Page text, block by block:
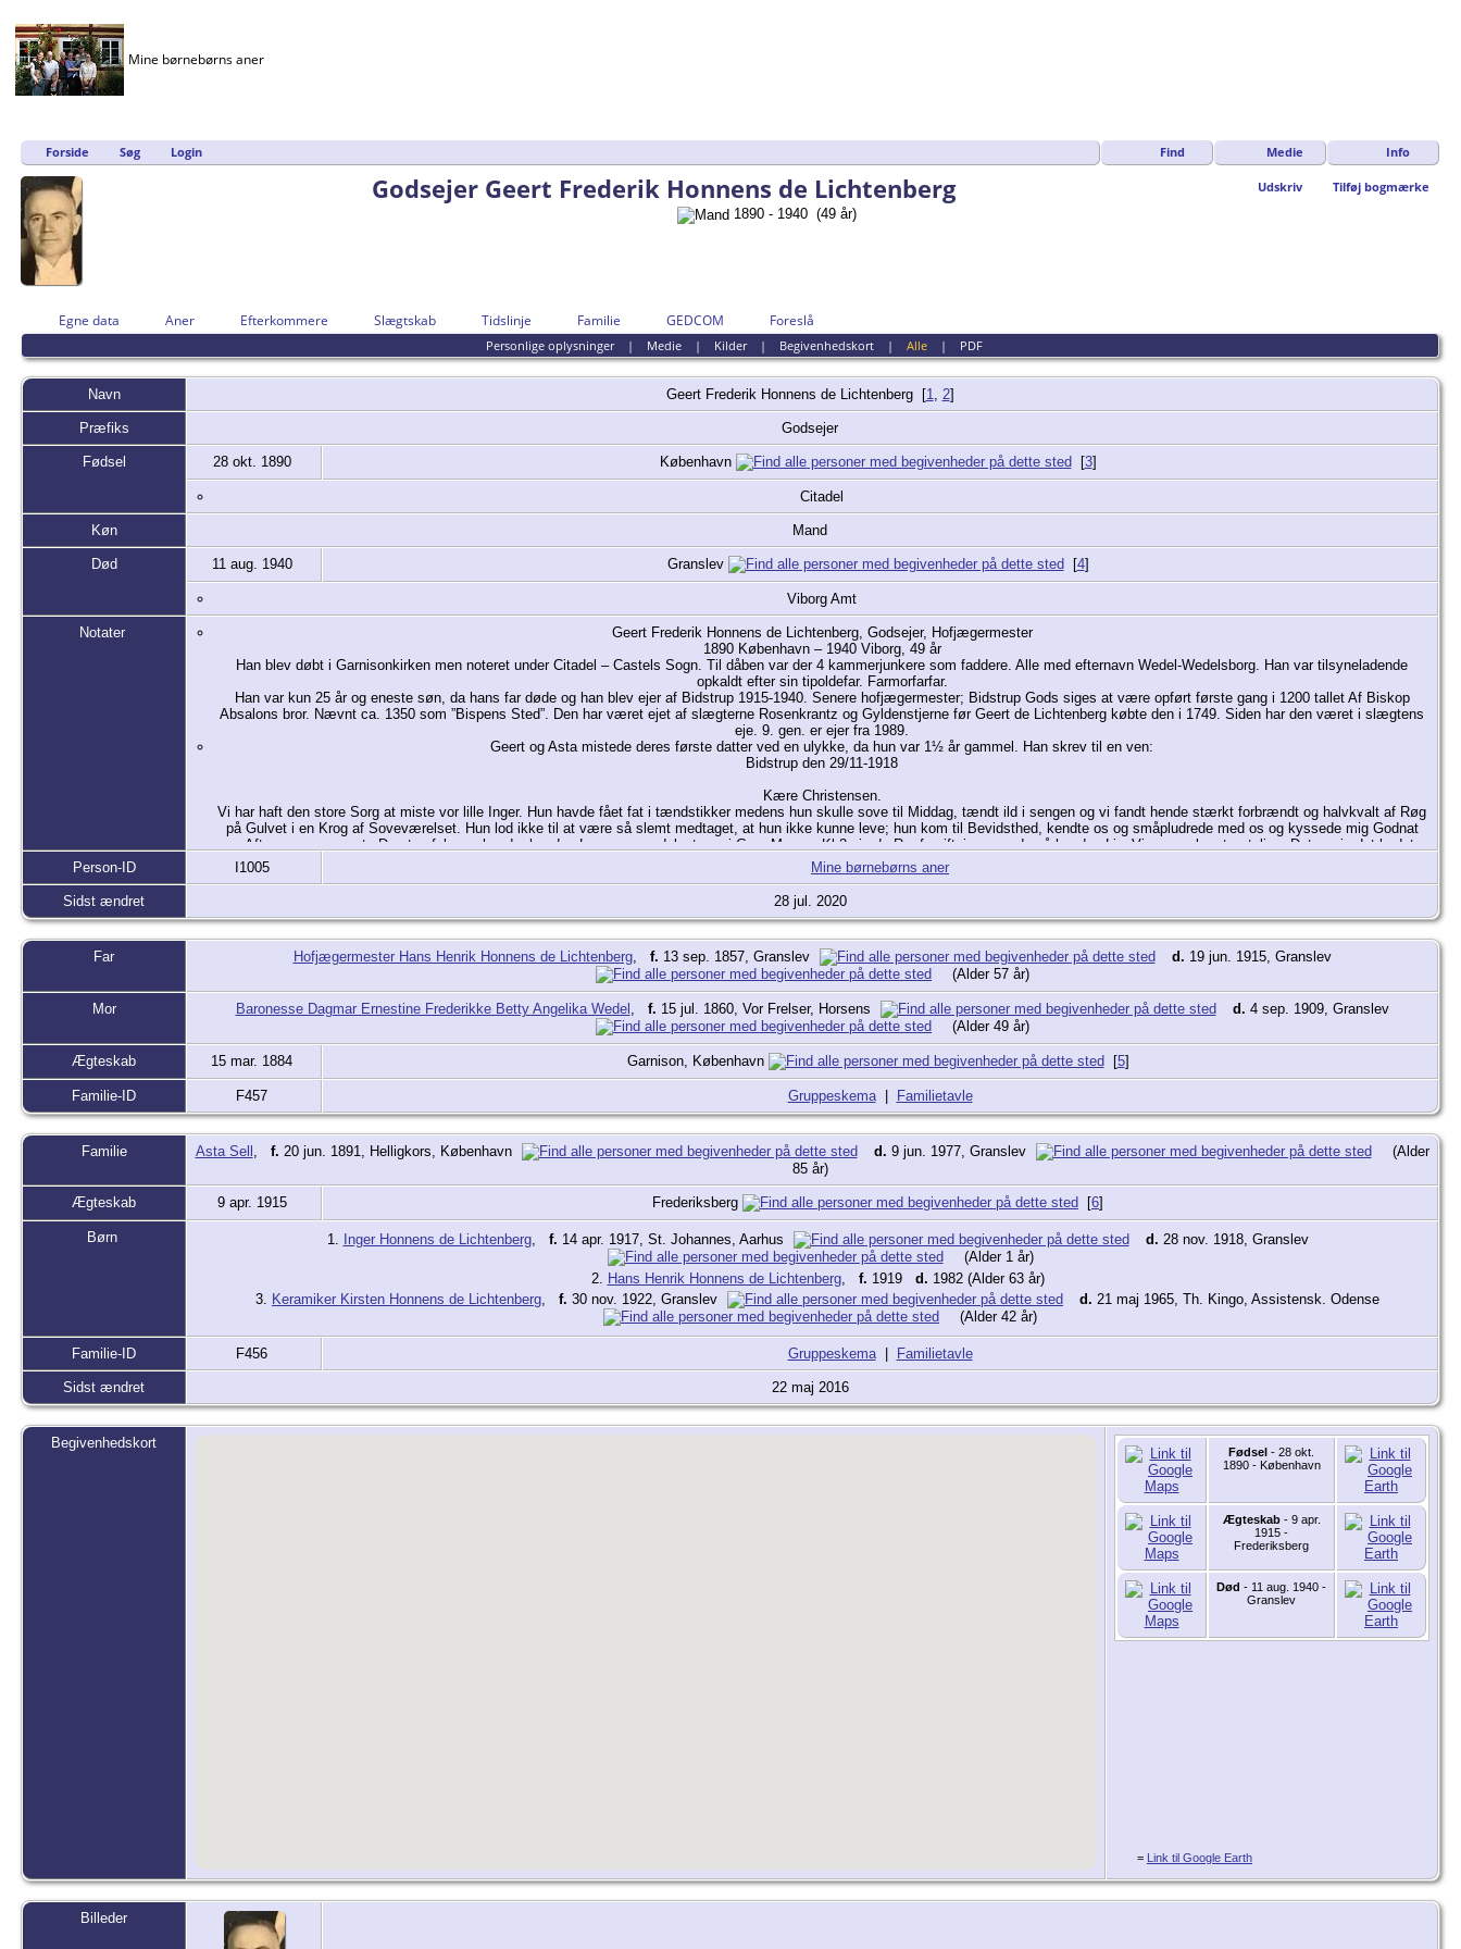
Mine børnebørns aner
Find Medie Info
Forside Søg Login
Udskriv Tilføj bogmærke
Godsejer Geert Frederik Honnens de Lichtenberg
1890 - 1940 (49 år)
Egne data Aner Efterkommere Slægtskab Tidslinje Familie GEDCOM Foreslå
Personlige oplysninger| Medie| Kilder| Begivenhedskort| Alle| PDF
Navn Geert Frederik Honnens de Lichtenberg[1, 2]
Præfiks Godsejer
Fødsel 28 okt. 1890 København [3]
Citadel
Køn Mand
Død 11 aug. 1940 Granslev [4]
Viborg Amt
Notater
Geert Frederik Honnens de Lichtenberg, Godsejer, Hofjægermester
1890 København – 1940 Viborg, 49 år
Han blev døbt i Garnisonkirken men noteret under Citadel – Castels Sogn. Til dåben var der 4 kammerjunkere som faddere. Alle med efternavn Wedel-Wedelsborg. Han var tilsyneladende
opkaldt efter sin tipoldefar. Farmorfarfar.
Han var kun 25 år og eneste søn, da hans far døde og han blev ejer af Bidstrup 1915-1940. Senere hofjægermester; Bidstrup Gods siges at være opført første gang i 1200 tallet Af Biskop
Absalons bror. Nævnt ca. 1350 som ”Bispens Sted”. Den har været ejet af slægterne Rosenkrantz og Gyldenstjerne før Geert de Lichtenberg købte den i 1749. Siden har den været i slægtens
eje. 9. gen. er ejer fra 1989.
Geert og Asta mistede deres første datter ved en ulykke, da hun var 1½ år gammel. Han skrev til en ven:
Bidstrup den 29/11-1918
Kære Christensen.
Vi har haft den store Sorg at miste vor lille Inger. Hun havde fået fat i tændstikker medens hun skulle sove til Middag, tændt ild i sengen og vi fandt hende stærkt forbrændt og halvkvalt af Røg
på Gulvet i en Krog af Soveværelset. Hun lod ikke til at være så slemt medtaget, at hun ikke kunne leve; hun kom til Bevidsthed, kendte os og småpludrede med os og kyssede mig Godnat
om Aftenen, men næste Dag tog feberen hende; hendes Lunger var ødelagte og i Gaar Morges Kl 2 gjorde Røgforgiftningen ende på hendes Liv. Vi er ganske utrøstelige. Det var jo det bedste
vi havde. Vi begraver hende i dyb stilhed. Deres bedrøvede.
Geert.
Person-ID I1005 Mine børnebørns aner
Sidst ændret 28 jul. 2020
Far Hofjægermester Hans Henrik Honnens de Lichtenberg, f. 13 sep. 1857, Granslev d. 19 jun. 1915, Granslev
(Alder 57 år)
Mor Baronesse Dagmar Ernestine Frederikke Betty Angelika Wedel , f. 15 jul. 1860, Vor Frelser, Horsens d. 4 sep. 1909, Granslev
(Alder 49 år)
Ægteskab 15 mar. 1884 Garnison, København [5]
Familie-ID F457 Gruppeskema| Familietavle
Familie Asta Sell , f. 20 jun. 1891, Helligkors, København d. 9 jun. 1977, Granslev
(Alder
85 år)
Ægteskab 9 apr. 1915 Frederiksberg [6]
Børn 1. Inger Honnens de Lichtenberg, f. 14 apr. 1917, St. Johannes, Aarhus d. 28 nov. 1918, Granslev
(Alder 1 år)
2. Hans Henrik Honnens de Lichtenberg, f. 1919 d. 1982 (Alder 63 år)
3. Keramiker Kirsten Honnens de Lichtenberg, f. 30 nov. 1922, Granslev d. 21 maj 1965, Th. Kingo, Assistensk. Odense
(Alder 42 år)
Familie-ID F456 Gruppeskema| Familietavle
Sidst ændret 22 maj 2016
Begivenhedskort
Fødsel - 28 okt.
1890 - København
Ægteskab- 9 apr.
1915 -
Frederiksberg
Død - 11 aug. 1940 -
Granslev
= Link til Google Earth
Billeder